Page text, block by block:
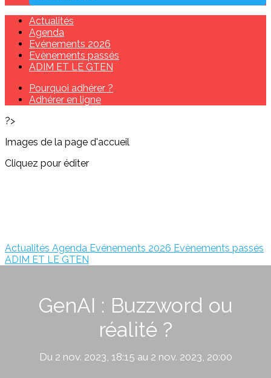
Actualités
Agenda
Evénements 2026
Evènements passés
ADIM ET LE GTEN
Pourquoi adhérer ?
Adhérer en ligne
?>
Images de la page d'accueil
Cliquez pour éditer
Actualités Agenda Evénements 2026 Evènements passés
ADIM ET LE GTEN
GenAI : Buzzword ou
réalité ?
Du 2 nov. 2023, 18:15 au 2 nov. 2023, 20:00